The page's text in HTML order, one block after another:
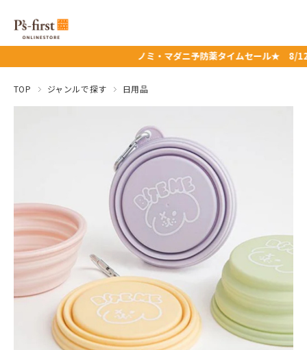
ノミ・マダニ予防薬タイムセール★ 8/12（水）11:00
TOP ジャンルで探す 日用品